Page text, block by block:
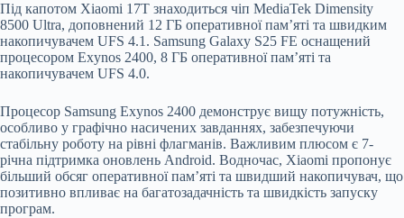
Під капотом Xiaomi 17T знаходиться чіп MediaTek Dimensity
8500 Ultra, доповнений 12 ГБ оперативної пам’яті та швидким
накопичувачем UFS 4.1. Samsung Galaxy S25 FE оснащений
процесором Exynos 2400, 8 ГБ оперативної пам’яті та
накопичувачем UFS 4.0.
Процесор Samsung Exynos 2400 демонструє вищу потужність,
особливо у графічно насичених завданнях, забезпечуючи
стабільну роботу на рівні флагманів. Важливим плюсом є 7-
річна підтримка оновлень Android. Водночас, Xiaomi пропонує
більший обсяг оперативної пам’яті та швидший накопичувач, що
позитивно впливає на багатозадачність та швидкість запуску
програм.